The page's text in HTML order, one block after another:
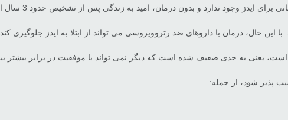
درمان با داروهای ضد رتروویروسی می تواند از ابتلا به ایدز جلوگیری کند.
یعنی به حدی ضعیف شده است که دیگر نمی تواند با موفقیت در برابر بیشتر
پذیر شود، از جمله: